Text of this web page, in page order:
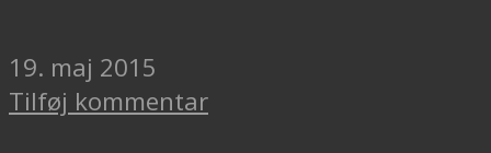
19. maj 2015
Tilføj kommentar